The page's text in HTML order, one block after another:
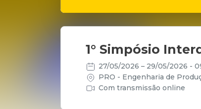
1° Simpósio
27/05/2026 – 29/05/2026 -
PRO - Engenharia de
Com transmissão online